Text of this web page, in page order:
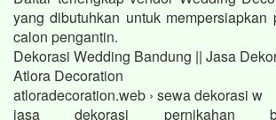
yang dibutuhkan untuk mempersiapkan
calon pengantin.
Dekorasi Wedding Bandung || Jasa
Atlora Decoration
atloradecoration.web › sewa dekorasi w
jasa dekorasi pernikahan